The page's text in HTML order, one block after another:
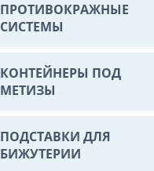
ПРОТИВОКРАЖНЫЕ
СИСТЕМЫ
КОНТЕЙНЕРЫ ПОД
МЕТИЗЫ
ПОДСТАВКИ ДЛЯ
БИЖУТЕРИИ